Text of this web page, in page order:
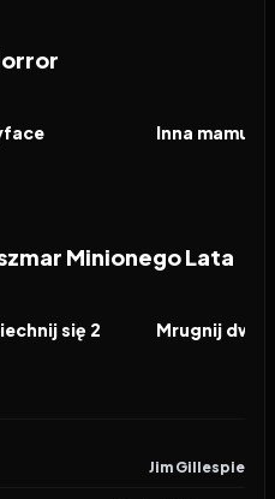
FILM
Inna mamusia
Minionego Lata
się 2 FILM
Mrugnij dwa
Jim Gillespie